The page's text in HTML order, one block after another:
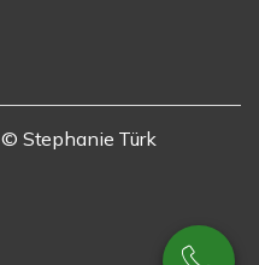
© Stephanie Türk